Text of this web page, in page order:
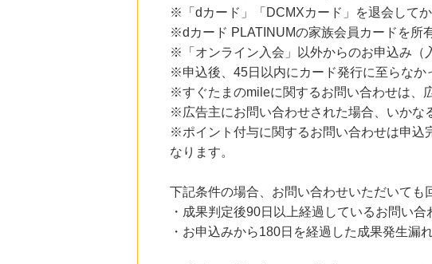
※「dカード」「DCMXカード」を退会して
※dカード PLATINUMの家族会員カードを所
※「オンライン入会」以外からのお申込み（
※申込後、45日以内にカード発行に至らなか
※すぐたまのmileに関するお問い合わせは、
※広告主にお問い合わせされた場合、いかな
※ポイント付与に関するお問い合わせは申込
なります。
下記条件の場合、お問い合わせいただいても
・成果判定後90日以上経過しているお問い合
・お申込みから180日を経過した成果発生漏